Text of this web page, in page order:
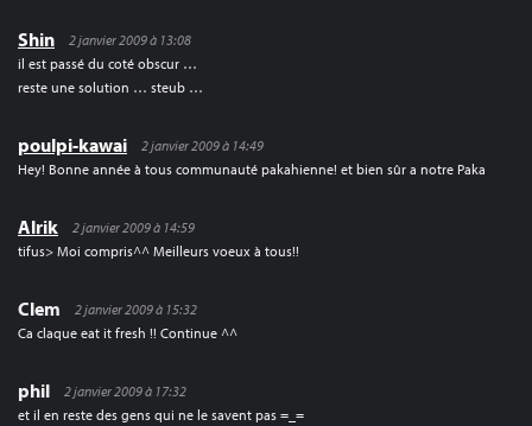
Shin
2 janvier 2009 à 13:08
il est passé du coté obscur …
reste une solution … steub …
poulpi-kawai
2 janvier 2009 à 14:49
Hey! Bonne année à tous communauté pakahienne! et bien sûr a notre Paka
Alrik
2 janvier 2009 à 14:59
tifus> Moi compris^^ Meilleurs voeux à tous!!
Clem
2 janvier 2009 à 15:32
Ca claque eat it fresh !! Continue ^^
phil
2 janvier 2009 à 17:32
et il en reste des gens qui ne le savent pas =_=